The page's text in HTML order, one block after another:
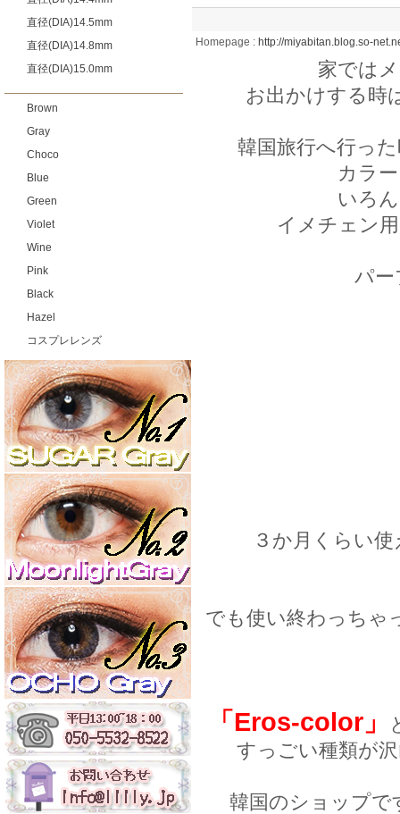
直径(DIA)14.5mm
直径(DIA)14.8mm
直径(DIA)15.0mm
Brown
Gray
Choco
Blue
Green
Violet
Wine
Pink
Black
Hazel
コスプレレンズ
Homepage : http://miyabitan.blog.so-
家では
お出かけする時
韓国旅行へ行っ
カラ
いろ
イメチェン
パ
３か月くらい
でも使い終わっちゃ
「Eros-color」
すっごい種類が
韓国のショップで